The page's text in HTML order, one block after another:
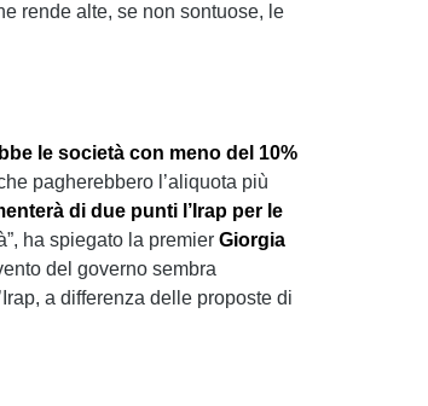
rende alte, se non sontuose, le
le società con meno del 10%
pagherebbero l’aliquota più
di due punti l’Irap per le
ha spiegato la premier Giorgia
del governo sembra
a differenza delle proposte di